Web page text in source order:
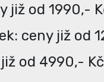
již od 1990,-
ceny již od
od 4990,- Kč